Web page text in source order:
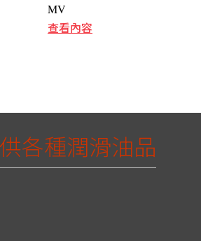
MV
查看內容
各種潤滑油品